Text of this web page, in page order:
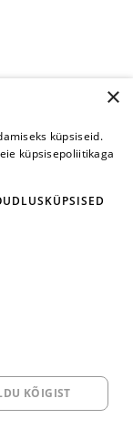
×
küpsiseid.
küpsisepoliitikaga
KÕIGIST